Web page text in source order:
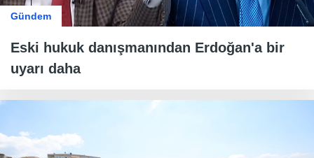
Gündem
Eski hukuk danışmanından Erdoğan'a bir
uyarı daha